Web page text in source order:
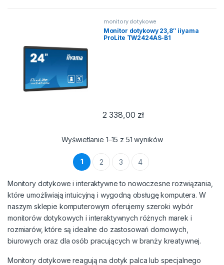
monitory dotykowe
Monitor dotykowy 23,8″ iiyama
ProLite TW2424AS-B1
2 338,00 zł
Wyświetlanie 1–15 z 51 wynikówPosortowane
1 2 3 4
Monitory dotykowe i interaktywne to nowoczesne rozwiązania,
które umożliwiają intuicyjną i wygodną obsługę komputera. W
naszym sklepie komputerowym oferujemy szeroki wybór
monitorów dotykowych i interaktywnych różnych marek i
rozmiarów, które są idealne do zastosowań domowych,
biurowych oraz dla osób pracujących w branży kreatywnej.
Monitory dotykowe reagują na dotyk palca lub specjalnego